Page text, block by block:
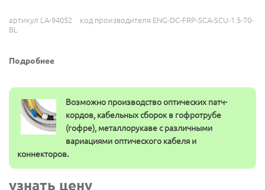
артикул LA-94052
код производителя ENG-DC-FRP-SCA-SCU-1.5-70-
BL
Подробнее
Возможно производство оптических патч-
кордов, кабельных сборок в гофротрубе
(гофре), металлорукаве с различными
вариациями оптического кабеля и
коннекторов.
узнать цену